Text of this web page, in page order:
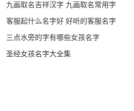
九画取名吉祥汉字 九画取名常用字
客服起什么名字好 好听的客服名字
三点水旁的字有哪些女孩名字
圣经女孩名字大全集